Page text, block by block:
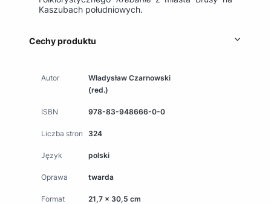
Kaszubach południowych.
Cechy produktu
Autor
Władysław Czarnowski
(red.)
ISBN 978-83-948666-0-0
Liczba stron 324
Język polski
Oprawa twarda
Format 21,7 x 30,5 cm